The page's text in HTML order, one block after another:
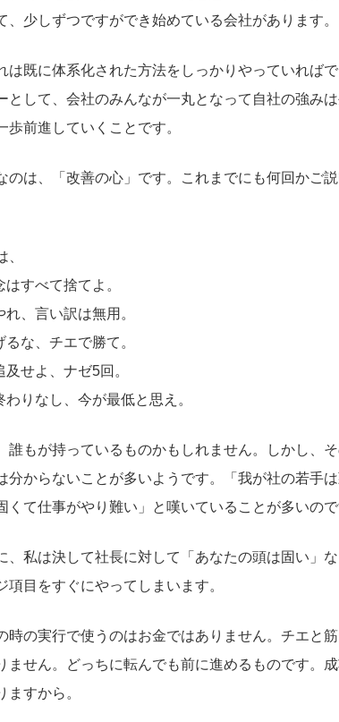
、少しずつですができ始めている会社があります。
既に体系化された方法をしっかりやっていればで
として、会社のみんなが一丸となって自社の強み
歩前進していくことです。
は、「改善の心」です。これまでにも何回かご
すべて捨てよ。
、言い訳は無用。
な、チエで勝て。
せよ、ナゼ5回。
りなし、今が最低と思え。
もが持っているものかもしれません。しかし、
分からないことが多いようです。「我が社の若手
くて仕事がやり難い」と嘆いていることが多いので
私は決して社長に対して「あなたの頭は固い」
項目をすぐにやってしまいます。
の実行で使うのはお金ではありません。チエと
ません。どっちに転んでも前に進めるものです。
ますから。